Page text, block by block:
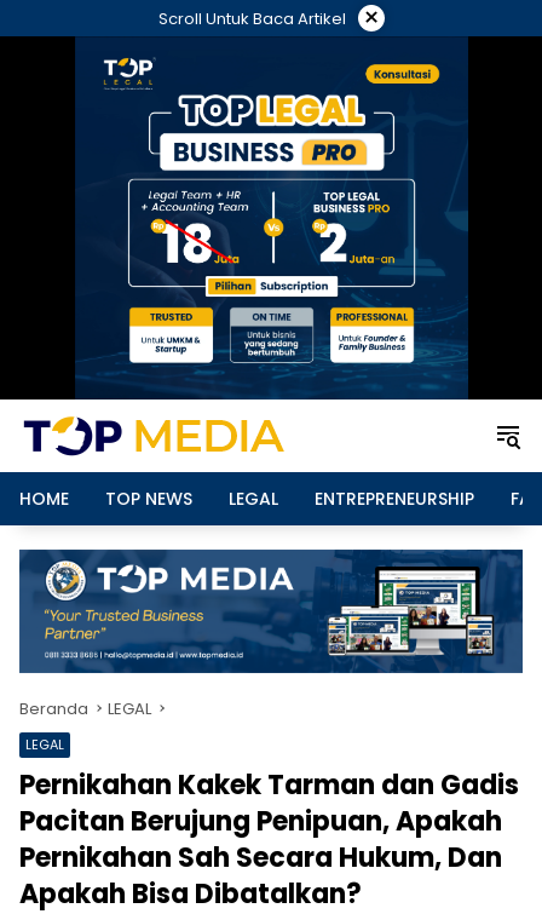
ke
Scroll Untuk Baca Artikel ×
HOME TOP NEWS LEGAL ENTREPRENEURSHIP
Beranda LEGAL
LEGAL
Pernikahan Kakek Tarman dan Gadis
Pacitan Berujung Penipuan, Apakah
Pernikahan Sah Secara Hukum, Dan
Apakah Bisa Dibatalkan?